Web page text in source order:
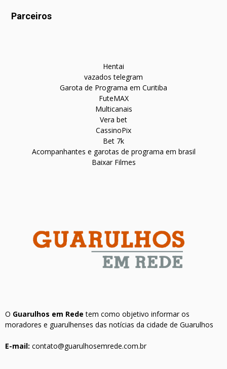
Parceiros
Hentai
vazados telegram
Garota de Programa em Curitiba
FuteMAX
Multicanais
Vera bet
CassinoPix
Bet 7k
Acompanhantes e garotas de programa em brasil
Baixar Filmes
O Guarulhos em Rede tem como objetivo informar os
moradores e guarulhenses das notícias da cidade de Guarulhos
E-mail: contato@guarulhosemrede.com.br